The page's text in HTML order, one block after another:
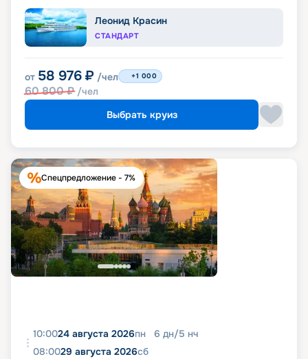
Леонид Красин
СТАНДАРТ
от 58 976 ₽ /чел
60 800₽ /чел
+1 000
Выбрать круиз
Спецпредложение - 7%
10:0024 августа 2026пн 6 дн/5 нч
08:0029 августа 2026сб